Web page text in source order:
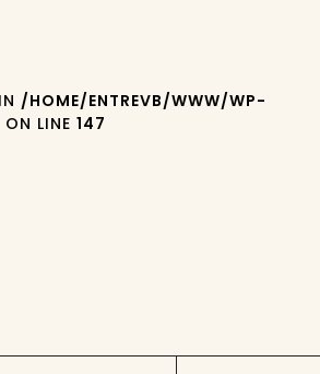
/HOME/ENTREVB/WWW/WP-
ON LINE147